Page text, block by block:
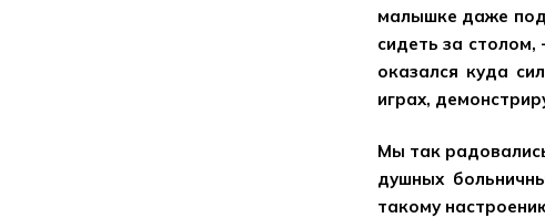
малышке даже
сидеть за столом,
оказался куда
играх,
Мы так
душных
такому